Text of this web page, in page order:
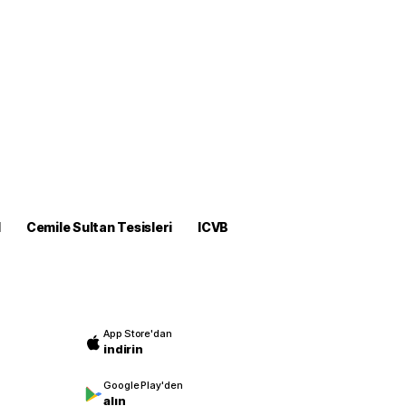
Cemile Sultan Tesisleri ICVB
App Store'dan
indirin
Google Play'den
alın